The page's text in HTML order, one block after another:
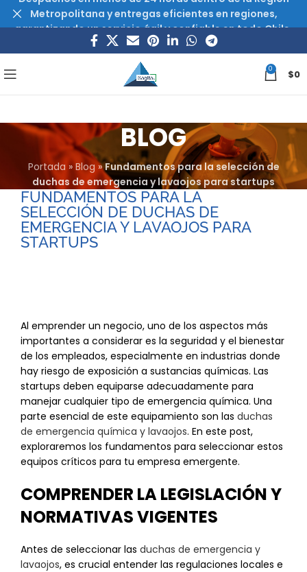
0 $0
BLOG
Portada »Blog »Fundamentos para la selección de
duchas de emergencia y lavaojos para startups
FUNDAMENTOS PARA LA
SELECCIÓN DE DUCHAS DE
EMERGENCIA Y LAVAOJOS PARA
STARTUPS
Al emprender un negocio, uno de los aspectos más
importantes a considerar es la seguridad y el bienestar
de los empleados, especialmente en industrias donde
hay riesgo de exposición a sustancias químicas. Las
startups deben equiparse adecuadamente para
manejar cualquier tipo de emergencia química. Una
parte esencial de este equipamiento son las duchas
de emergencia química y lavaojos. En este post,
exploraremos los fundamentos para seleccionar estos
equipos críticos para tu empresa emergente.
COMPRENDER LA LEGISLACIÓN Y
NORMATIVAS VIGENTES
Antes de seleccionar las duchas de emergencia y
lavaojos, es crucial entender las regulaciones locales e
Metropolitana y entregas eficientes en regiones,
garantizando un servicio ágil y confiable en todo Chile.